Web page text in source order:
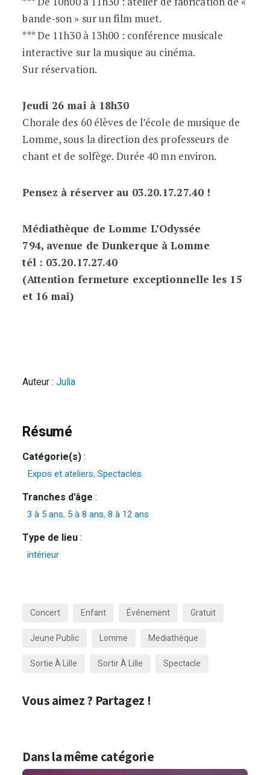
bande-son » sur un film muet.
*** De 11h30 à 13h00 : conférence musicale
interactive sur la musique au cinéma.
Sur réservation.
Jeudi 26 mai à 18h30
Chorale des 60 élèves de l’école de musique de
Lomme, sous la direction des professeurs de
chant et de solfège. Durée 40 mn environ.
Pensez à réserver au 03.20.17.27.40 !
Médiathèque de Lomme L’Odyssée
794, avenue de Dunkerque à Lomme
tél : 03.20.17.27.40
(Attention fermeture exceptionnelle les 15
et 16 mai)
Auteur :Julia
Résumé
Catégorie(s):
Expos et ateliers,Spectacles
Tranches d'âge :
3 à 5 ans, 5 à 8 ans,8 à 12 ans
Type de lieu:
intérieur
Concert Enfant Événement
Gratuit
Jeune Public
Lomme
Mediathèque
Sortie À Lille
Sortir À Lille Spectacle
Vous aimez ? Partagez !
Dans la même catégorie